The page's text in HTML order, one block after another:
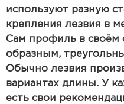
используют разную
крепления лезвия в
Сам профиль в своём
образным,
Обычно лезвия
вариантах длины. У
есть свои